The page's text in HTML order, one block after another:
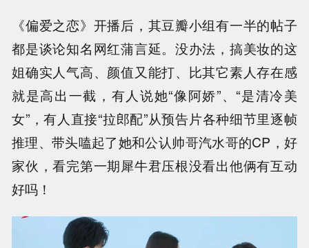
《偏爱之恋》开播后，其豆瓣小组有一半的帖子
都是谈论知名网红蒲言延。没办法，搞美妆的这
姐确实人气高、颜值又能打、比其它素人存在感
就是高出一截，有人说她“像阿娇”、“是清冷美
女”，有人直接“拉郎配”从预告片各种细节里逐帧
推理、带头嗑起了她和公认帅哥汽水哥的CP，好
家伙，看完第一期犀牛君压根没看出他俩有互动
好吗！